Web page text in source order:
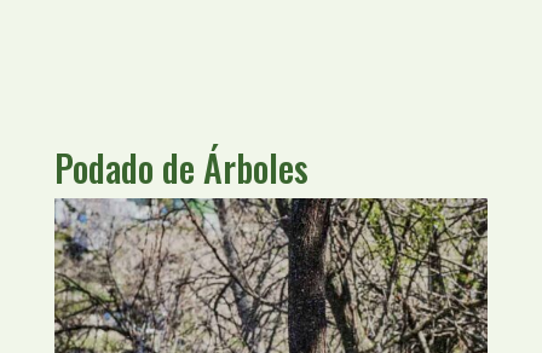
Podado de Árboles